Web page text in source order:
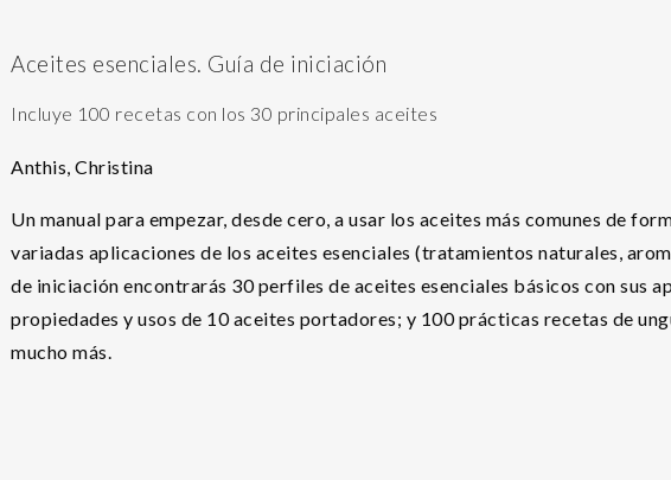
Aceites esenciales. Guía de iniciación
Incluye 100 recetas con los 30 principales aceites
Anthis, Christina
Un manual para empezar, desde cero, a usar los aceites más comunes de
variadas aplicaciones de los aceites esenciales (tratamientos naturales,
de iniciación encontrarás 30 perfiles de aceites esenciales básicos con sus
propiedades y usos de 10 aceites portadores; y 100 prácticas recetas de
mucho más.